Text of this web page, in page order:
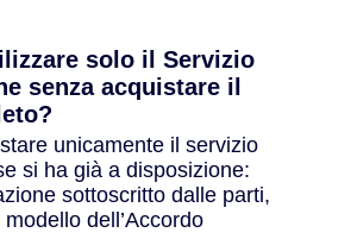
solo il Servizio
senza acquistare il
unicamente il servizio
si ha già a disposizione:
sottoscritto dalle parti,
dell’Accordo